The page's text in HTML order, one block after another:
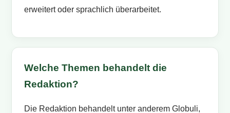
erweitert oder sprachlich überarbeitet.
Welche Themen behandelt die
Redaktion?
Die Redaktion behandelt unter anderem Globuli,